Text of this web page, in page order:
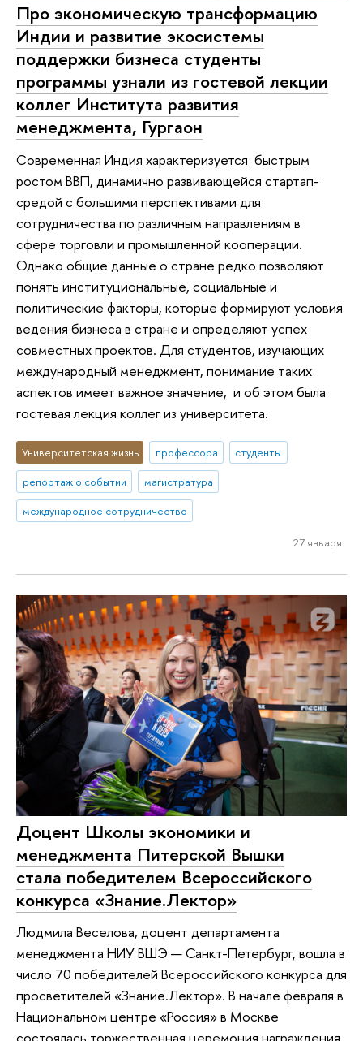
Про экономическую трансформацию
Индии и развитие экосистемы
поддержки бизнеса студенты
программы узнали из гостевой лекции
коллег Института развития
менеджмента, Гургаон
Современная Индия характеризуется быстрым
ростом ВВП, динамично развивающейся стартап-
средой с большими перспективами для
сотрудничества по различным направлениям в
сфере торговли и промышленной кооперации.
Однако общие данные о стране редко позволяют
понять институциональные, социальные и
политические факторы, которые формируют условия
ведения бизнеса в стране и определяют успех
совместных проектов. Для студентов, изучающих
международный менеджмент, понимание таких
аспектов имеет важное значение, и об этом была
гостевая лекция коллег из университета.
Университетская жизнь профессора
студенты
репортаж о событии
магистратура
международное сотрудничество
27 января
Доцент Школы экономики и
менеджмента Питерской Вышки
стала победителем Всероссийского
конкурса «Знание.Лектор»
Людмила Веселова, доцент департамента
менеджмента НИУ ВШЭ — Санкт-Петербург, вошла в
число 70 победителей Всероссийского конкурса для
просветителей «Знание.Лектор». В начале февраля в
Национальном центре «Россия» в Москве